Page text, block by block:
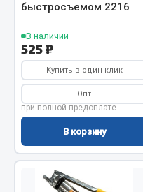
Весь раздел
МЕТИЗЫ
Гайки
Кольца стопорные
Пресс-масленки
Пружины
быстросъемом 2216
В наличии
525 ₽
Купить в один клик
Опт
при полной предоплате
В корзину